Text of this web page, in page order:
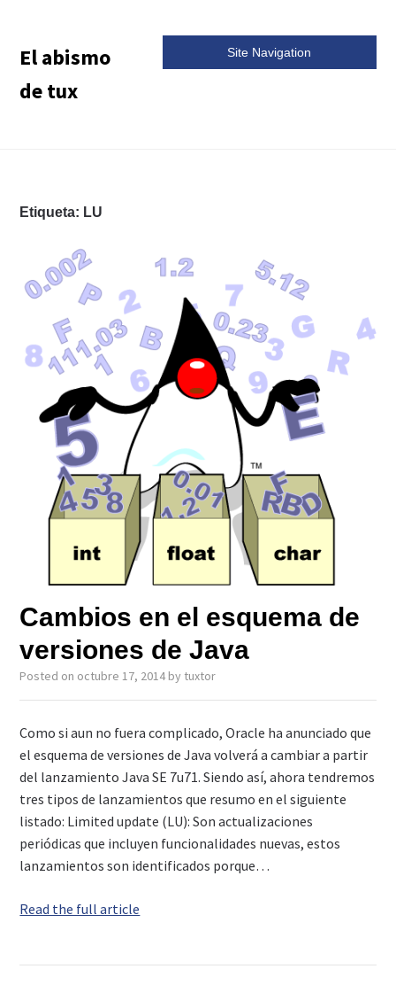
El abismo
de tux
Site Navigation
Etiqueta: LU
Cambios en el esquema de
versiones de Java
Posted on octubre 17, 2014 by tuxtor
Como si aun no fuera complicado, Oracle ha anunciado que
el esquema de versiones de Java volverá a cambiar a partir
del lanzamiento Java SE 7u71. Siendo así, ahora tendremos
tres tipos de lanzamientos que resumo en el siguiente
listado: Limited update (LU): Son actualizaciones
periódicas que incluyen funcionalidades nuevas, estos
lanzamientos son identificados porque…
Read the full article